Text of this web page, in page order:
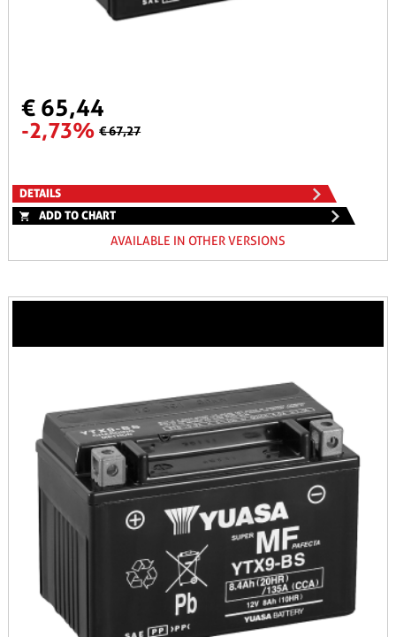
€ 65,44
-2,73% € 67,27
DETAILS
ADD TO CHART
AVAILABLE IN OTHER VERSIONS